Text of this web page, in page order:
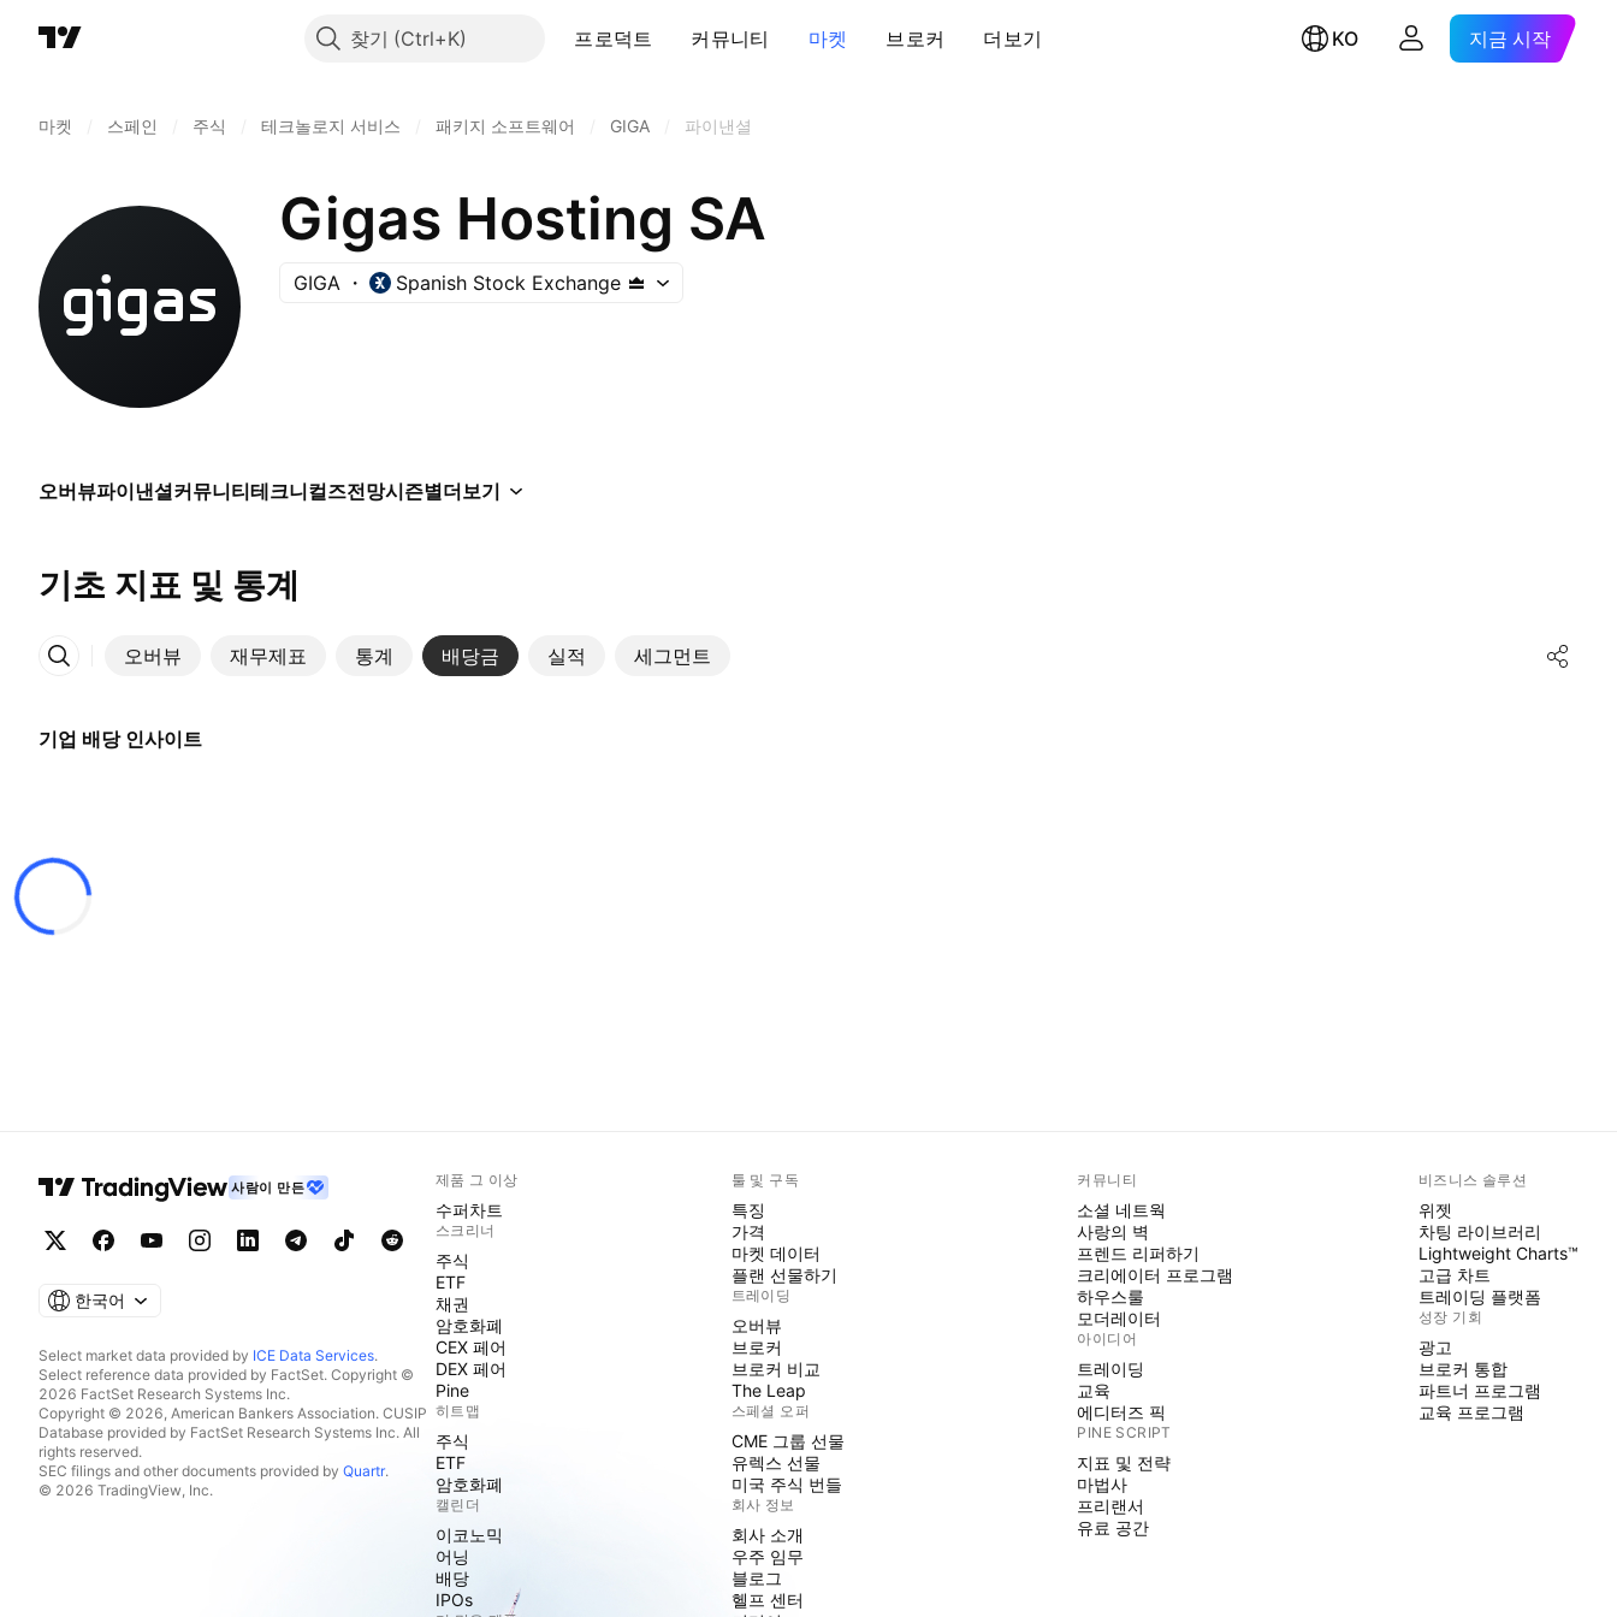
찾기 프로덕트 커뮤니티 마켓 브로커 더보기 KO 지금 시작
마켓 스페인 주식 테크놀로지 서비스 패키지 소프트웨어 GIGA 파이낸셜
Gigas Hosting SA
GIGA Spanish Stock Exchange
오버뷰파이낸셜커뮤니티테크니컬즈전망시즌별더보기
기초 지표 및 통계
오버뷰 재무제표 통계 배당금 실적 세그먼트
More
기업 배당 인사이트
사람이 만든
한국어
Select market data provided by ICE Data Services.
Select reference data provided by FactSet. Copyright ©
2026 FactSet Research Systems Inc.
Copyright © 2026, American Bankers Association. CUSIP
Database provided by FactSet Research Systems Inc. All
rights reserved.
SEC filings and other documents provided by Quartr.
© 2026 TradingView, Inc.
제품 그 이상
수퍼차트
스크리너
주식
ETF
채권
암호화폐
CEX 페어
DEX 페어
Pine
히트맵
주식
ETF
암호화폐
캘린더
이코노믹
어닝
배당
IPOs
툴 및 구독
특징
가격
마켓 데이터
플랜 선물하기
트레이딩
오버뷰
브로커
브로커 비교
The Leap
스페셜 오퍼
CME 그룹 선물
유렉스 선물
미국 주식 번들
회사 정보
회사 소개
우주 임무
블로그
헬프 센터
커뮤니티
소셜 네트웍
사랑의 벽
프렌드 리퍼하기
크리에이터 프로그램
하우스룰
모더레이터
아이디어
트레이딩
교육
에디터즈 픽
PINE SCRIPT
지표 및 전략
마법사
프리랜서
유료 공간
비즈니스 솔루션
위젯
차팅 라이브러리
Lightweight Charts™
고급 차트
트레이딩 플랫폼
성장 기회
광고
브로커 통합
파트너 프로그램
교육 프로그램